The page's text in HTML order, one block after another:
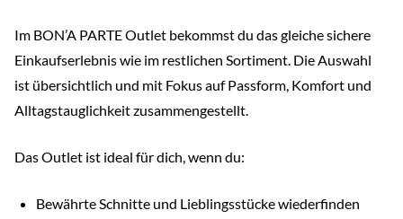
Im BON’A PARTE Outlet bekommst du das gleiche sichere
Einkaufserlebnis wie im restlichen Sortiment. Die Auswahl
ist übersichtlich und mit Fokus auf Passform, Komfort und
Alltagstauglichkeit zusammengestellt.
Das Outlet ist ideal für dich, wenn du:
Bewährte Schnitte und Lieblingsstücke wiederfinden